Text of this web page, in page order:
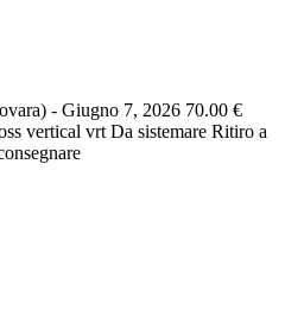
- Giugno 7, 2026 70.00 €
vertical vrt Da sistemare Ritiro a